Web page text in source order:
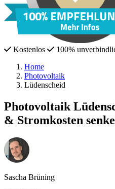
Kostenlos 100%
Home
Photovoltaik
Lüdenscheid
Photovoltaik
& Stromkosten
Sascha Brüning